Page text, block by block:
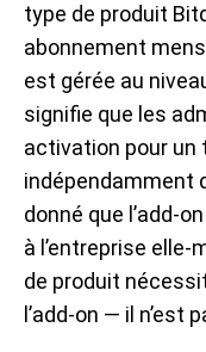
type de produit
abonnement
est gérée au
signifie que les
activation pour un
indépendamment
donné que l’add-
à l’entreprise
de produit
l’add-on — il